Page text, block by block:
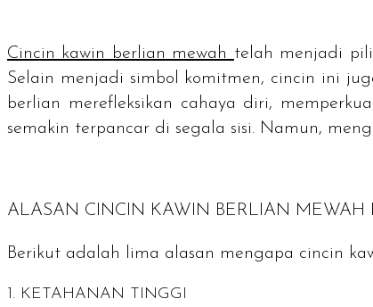
Cincin kawin berlian mewah telah menjadi
Selain menjadi simbol komitmen, cincin ini
berlian merefleksikan cahaya diri,
semakin terpancar di segala sisi. Namun,
ALASAN CINCIN KAWIN BERLIAN MEWAH
Berikut adalah lima alasan mengapa cincin
1. KETAHANAN TINGGI